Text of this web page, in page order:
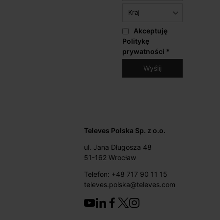
Akceptuję
Politykę
prywatności *
Televes Polska Sp. z o.o.
ul. Jana Długosza 48
51-162 Wrocław
Telefon: +48 717 90 11 15
televes.polska@televes.com